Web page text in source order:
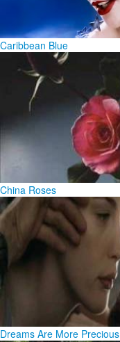
Caribbean Blue
China Roses
Dreams Are More Precious